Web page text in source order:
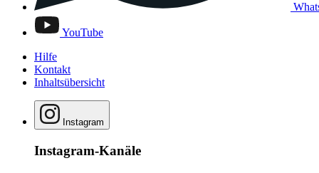
YouTube
Hilfe
Kontakt
Inhaltsübersicht
Instagram
Instagram-Kanäle